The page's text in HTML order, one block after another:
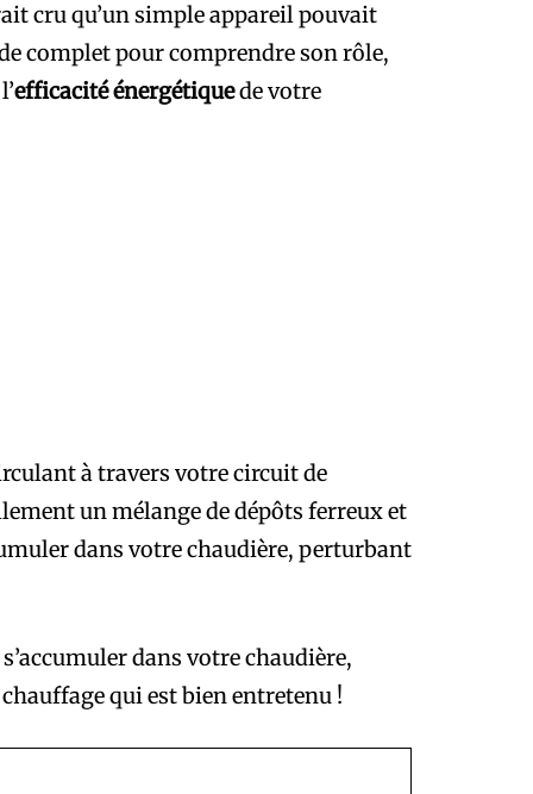
cru qu’un simple appareil pouvait
complet pour comprendre son rôle,
efficacité énergétiquede votre
à travers votre circuit de
un mélange de dépôts ferreux et
dans votre chaudière, perturbant
dans votre chaudière,
qui est bien entretenu !